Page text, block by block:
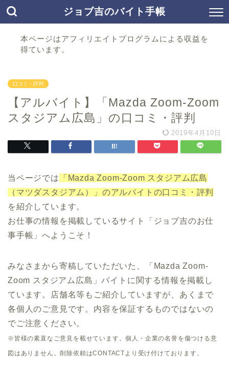
ジョブ吉のバイト手帳
本ページはアフィリエイトプログラムによる収益を
得ています。
口コミ・評判
【アルバイト】「Mazda Zoom-Zoom
スタジアム広島」の口コミ・評判
2019年4月10日
当ページでは
「Mazda Zoom-Zoom スタジアム広島
（マツダスタジアム）」のアルバイトの口コミ・評判
を紹介しています。
お仕事の情報を掲載しているサイト「ジョブ吉のお仕
事手帳」へようこそ！
みなさまから寄稿していただいた、「Mazda Zoom-
Zoom スタジアム広島」バイトに関する情報を掲載し
ています。店舗名等もご紹介していますが、あくまで
各個人のご意見です。内容を保証するものではないの
でご注意ください。
※皆様の素直なご意見を載せています。個人・企業の名誉を傷つける意
図はありません。削除依頼はCONTACTより受け付けております。